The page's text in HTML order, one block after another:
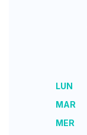
LUN
MAR
MER